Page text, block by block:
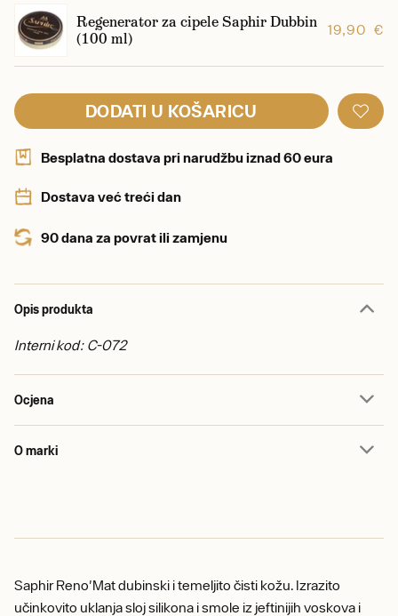
Regenerator za cipele Saphir Dubbin
(100 ml)
19,90 €
DODATI U KOŠARICU
Besplatna dostava pri narudžbu iznad 60 eura
Dostava već treći dan
90 dana za povrat ili zamjenu
Opis produkta
Interni kod: C-072
Ocjena
O marki
Saphir Reno'Mat dubinski i temeljito čisti kožu. Izrazito
učinkovito uklanja sloj silikona i smole iz jeftinijih voskova i